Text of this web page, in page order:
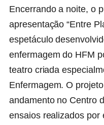
Encerrando a noite, o
apresentação “Entre
espetáculo
enfermagem do HFM
teatro criada
Enfermagem. O
andamento no Centro
ensaios realizados por